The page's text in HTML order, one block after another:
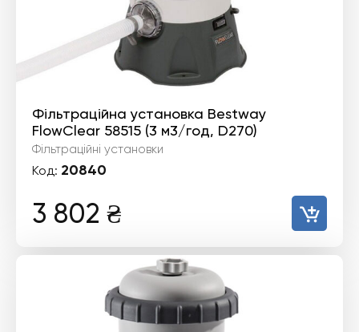
Фільтраційна установка Bestway
FlowClear 58515 (3 м3/год, D270)
Фільтраційні установки
Код: 20840
3 802 ₴